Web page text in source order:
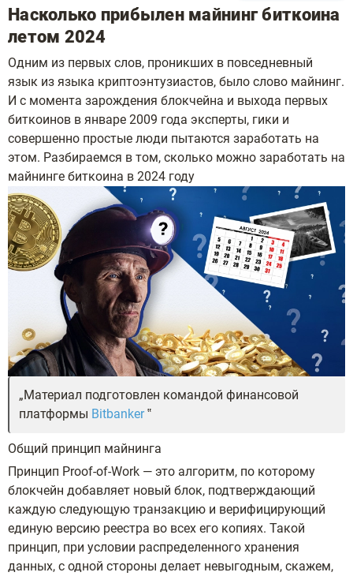
Насколько прибылен майнинг биткоина
летом 2024
Одним из первых слов, проникших в повседневный
язык из языка криптоэнтузиастов, было слово майнинг.
И с момента зарождения блокчейна и выхода первых
биткоинов в январе 2009 года эксперты, гики и
совершенно простые люди пытаются заработать на
этом. Разбираемся в том, сколько можно заработать на
майнинге биткоина в 2024 году
Материал подготовлен командой финансовой
платформы Bitbanker
Общий принцип майнинга
Принцип Proof-of-Work — это алгоритм, по которому
блокчейн добавляет новый блок, подтверждающий
каждую следующую транзакцию и верифицирующий
единую версию реестра во всех его копиях. Такой
принцип, при условии распределенного хранения
данных, с одной стороны делает невыгодным, скажем,